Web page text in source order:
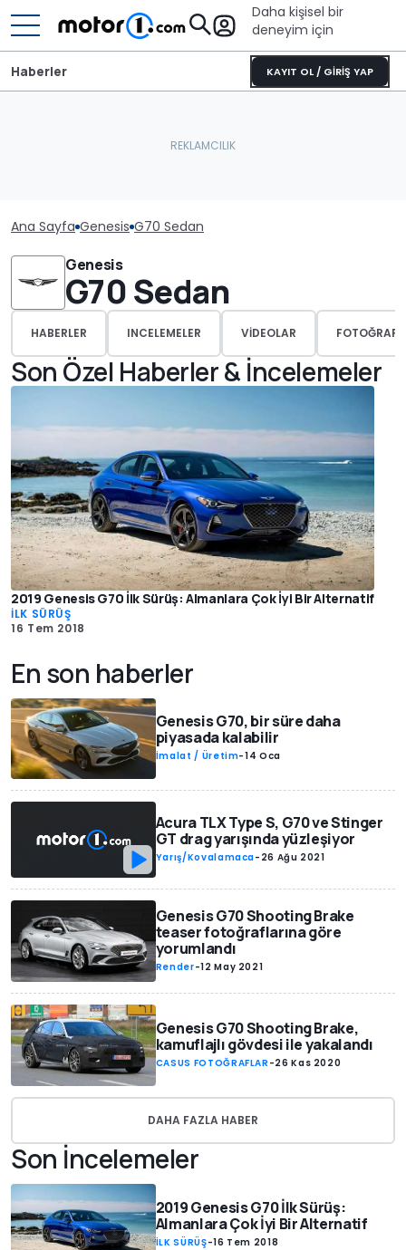
Daha kişisel bir
deneyim için
KAYIT OL / GİRİŞ YAP
Haberler
Ana Sayfa Genesis G70 Sedan
Genesis
G70 Sedan
HABERLER INCELEMELER VIDEOLAR
Son Özel Haberler & İncelemeler
2019 Genesis G70 İlk Sürüş: Almanlara Çok İyi Bir Alternatif
İLK SÜRÜŞ
16 Tem 2018
En son haberler
Genesis G70, bir süre daha
piyasada kalabilir
İmalat / Üretim-14 Oca
Acura TLX Type S, G70 ve Stinger
GT drag yarışında yüzleşiyor
Yarış/Kovalamaca- 26 Ağu 2021
Genesis G70 Shooting Brake
teaser fotoğraflarına göre
yorumlandı
Render-12 May 2021
Genesis G70 Shooting Brake,
kamuflajlı gövdesi ile yakalandı
CASUS FOTOĞRAFLAR -26 Kas 2020
DAHA FAZLA HABER
Son İncelemeler
2019 Genesis G70 İlk Sürüş:
Almanlara Çok İyi Bir Alternatif
İLK SÜRÜŞ-16 Tem 2018